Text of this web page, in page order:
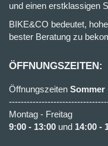
und einen erstklassigen
BIKE&CO bedeutet,
bester Beratung zu
ÖFFNUNGSZEITEN:
Öffnungszeiten Sommer
Montag - Freitag
9:00 - 13:00 und 14:00 -